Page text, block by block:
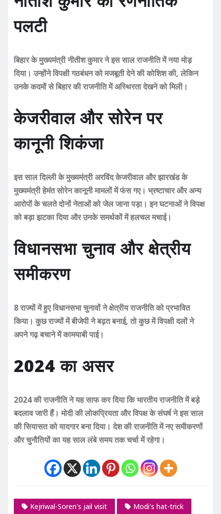
पलटी
बिहार के मुख्यमंत्री नीतीश कुमार ने इस साल राजनीति में नया मोड़
दिया। उन्होंने विपक्षी गठबंधन को मजबूती देने की कोशिश की, लेकिन
उनके कदमों से बिहार की राजनीति में अस्थिरता देखने को मिली।
केजरीवाल और सोरेन पर
कानूनी शिकंजा
इस साल दिल्ली के मुख्यमंत्री अरविंद केजरीवाल और झारखंड के
मुख्यमंत्री हेमंत सोरेन कानूनी मामलों में फंस गए। भ्रष्टाचार और अन्य
आरोपों के चलते दोनों नेताओं को जेल जाना पड़ा। इन घटनाओं ने विपक्ष
को बड़ा झटका दिया और उनके समर्थकों में हलचल मचाई।
विधानसभा चुनाव और क्षेत्रीय
समीकरण
8 राज्यों में हुए विधानसभा चुनावों ने क्षेत्रीय राजनीति को प्रभावित
किया। कुछ राज्यों में बीजेपी ने बढ़त बनाई, तो कुछ में विपक्षी दलों ने
अपने गढ़ बचाने में कामयाबी पाई।
2024 का असर
2024 की राजनीति ने यह साफ कर दिया कि भारतीय राजनीति में बड़े
बदलाव जारी हैं। मोदी की लोकप्रियता और विपक्ष के संघर्ष ने इस साल
की सियासत को यादगार बना दिया। देश की राजनीति में नए समीकरणों
और चुनौतियों का यह साल लंबे समय तक चर्चा में रहेगा।
Kejriwal-Soren's jail visit Modi's hat-trick